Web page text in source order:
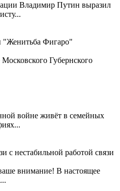
Владимир Путин выразил
"Женитьба Фигаро"
Губернского
войне живёт в семейных
с нестабильной работой связи
внимание! В настоящее